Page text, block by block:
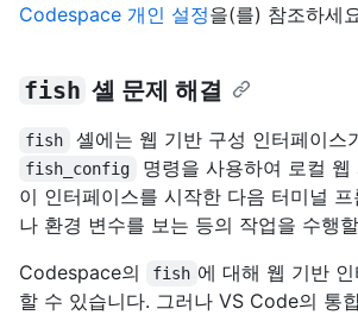
Codespace 개인 설정을(를) 참조하세
fish 셸 문제 해결
fish 셸에는 웹 기반 구성 인터페이스
fish_config
명령을 사용하여 로컬 웹
이 인터페이스를 시작한 다음 터미널
나 환경 변수를 보는 등의 작업을 수행
Codespace의
fish 에 대해 웹 기반
할 수 있습니다. 그러나 VS Code의 통